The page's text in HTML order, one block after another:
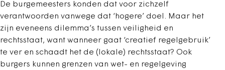
De burgemeesters konden dat voor zichzelf
verantwoorden vanwege dat ‘hogere’ doel. Maar het
zijn eveneens dilemma’s tussen veiligheid en
rechtsstaat, want wanneer gaat ‘creatief regelgebruik’
te ver en schaadt het de (lokale) rechtsstaat? Ook
burgers kunnen grenzen van wet- en regelgeving